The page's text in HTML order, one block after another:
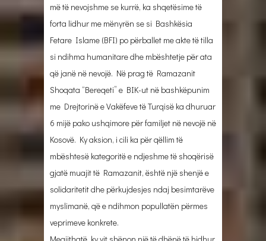
më të nevojshme se kurrë, ka shqetësime të
forta lidhur me mënyrën se si Bashkësia
Fetare Islame (BFI) po përballet me akte të tilla
si ndihma humanitare dhe mbështetje për ata
që janë në nevojë. Në prag të Ramazanit
Shoqata “Bereqeti” e BIK-ut në bashkëpunim
me Drejtorinë e Vakëfeve të Turqisë ka dhuruar
6 mijë pako ushqimore për familjet në nevojë në
Kosovë. Ky aksion, i cili ka për qëllim të
mbështesë kategoritë e ndjeshme të shoqërisë
gjatë muajit të Ramazanit, është një shenjë e
solidaritetit dhe përkujdesjes ndaj besimtarëve
myslimanë, që e ndihmon popullatën përmes
veprimeve konkrete.